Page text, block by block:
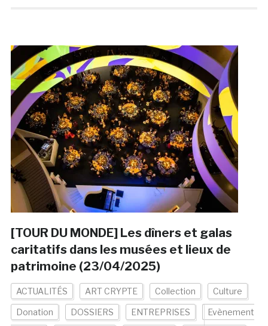
[TOUR DU MONDE] Les dîners et galas
caritatifs dans les musées et lieux de
patrimoine (23/04/2025)
ACTUALITÉS ART CRYPTE Collection Culture
Donation DOSSIERS ENTREPRISES Evènement